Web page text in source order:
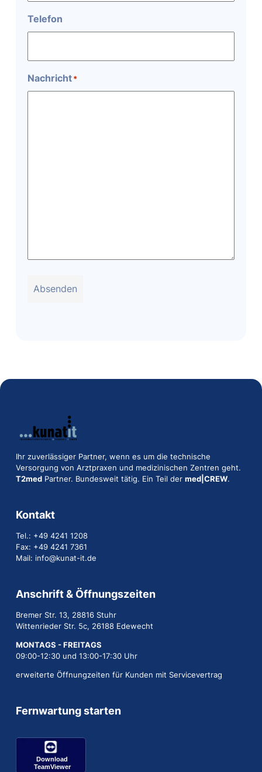
Telefon
Nachricht*
Absenden
Ihr zuverlässiger Partner, wenn es um die technische
Versorgung von Arztpraxen und medizinischen Zentren geht.
T2medPartner. Bundesweit tätig. Ein Teil der med|CREW.
Kontakt
Tel.: +49 4241 1208
Fax: +49 4241 7361
Mail: info@kunat-it.de
Anschrift & Öffnungszeiten
Bremer Str. 13, 28816 Stuhr
Wittenrieder Str. 5c, 26188 Edewecht
MONTAGS - FREITAGS
09:00-12:30 und 13:00-17:30 Uhr
erweiterte Öffnungzeiten für Kunden mit Servicevertrag
Fernwartung starten
Download
TeamViewer